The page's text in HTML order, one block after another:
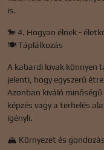
is.
🐎 4. Hogyan élnek -
🍽️ Táplálkozás
A kabardi lovak
jelenti, hogy egyszerű
Azonban kiváló
képzés vagy a terhelés
igényli.
🏔️ Környezet és gondozás